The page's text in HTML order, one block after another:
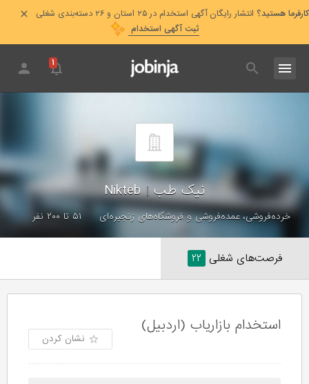
کارفرما هستید؟ انتشار رایگان آگهی استخدام در ۲۵ استان و ۲۶ دسته‌بندی شغلی
ثبت آگهی استخدام
۱
نیک طب|
Nikteb
خرده‌فروشی، عمده‌فروشی و فروشگاه‌های زنجیره‌ای ۵۱ تا ۲۰۰ نفر
فرصت‌های شغلی ۲۲
استخدام بازاریاب (اردبیل)
نشان کردن